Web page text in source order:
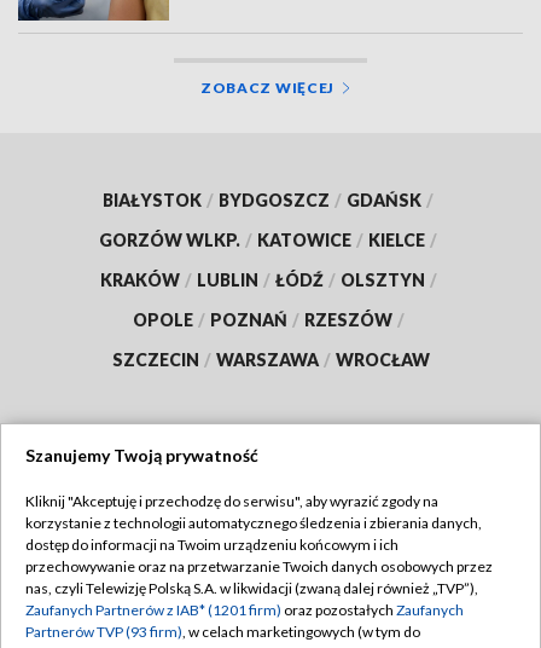
ZOBACZ WIĘCEJ
BIAŁYSTOK / BYDGOSZCZ / GDAŃSK /
GORZÓW WLKP. / KATOWICE / KIELCE /
KRAKÓW / LUBLIN / ŁÓDŹ / OLSZTYN /
OPOLE / POZNAŃ / RZESZÓW /
SZCZECIN / WARSZAWA / WROCŁAW
TVP
Abonament TVP
Emisja w TVP
Regulamin TVP
Polityka prywatności
Szanujemy Twoją prywatność
Kliknij "Akceptuję i przechodzę do serwisu", aby wyrazić zgody na
korzystanie z technologii automatycznego śledzenia i zbierania danych,
dostęp do informacji na Twoim urządzeniu końcowym i ich
przechowywanie oraz na przetwarzanie Twoich danych osobowych przez
nas, czyli Telewizję Polską S.A. w likwidacji (zwaną dalej również „TVP”),
Zaufanych Partnerów z IAB* (1201 firm) oraz pozostałych Zaufanych
Partnerów TVP (93 firm), w celach marketingowych (w tym do